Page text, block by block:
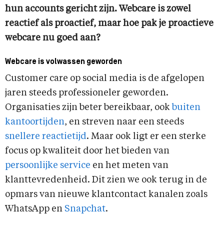
hun accounts gericht zijn. Webcare is zowel
reactief als proactief, maar hoe pak je proactieve
webcare nu goed aan?
Webcare is volwassen geworden
Customer care op social media is de afgelopen
jaren steeds professioneler geworden.
Organisaties zijn beter bereikbaar, ook buiten
kantoortijden, en streven naar een steeds
snellere reactietijd. Maar ook ligt er een sterke
focus op kwaliteit door het bieden van
persoonlijke service en het meten van
klanttevredenheid. Dit zien we ook terug in de
opmars van nieuwe klantcontact kanalen zoals
WhatsApp en Snapchat.